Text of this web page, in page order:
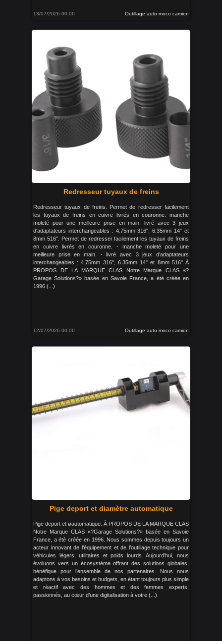
13/07/2026 00:00 Outillage auto moco camion
Redresseur tuyaux de freins
Redresseur tuyaux de freins. Permet de redresser facilement
les tuyaux de freins en cuivre livrés en couronne. manche
moleté pour une meilleure prise en main. livré avec 3 jeux
d'adaptateurs interchangeables : 4.75mm 316", 6.35mm 14" et
8mm 516". Permet de redresser facilement les tuyaux de freins
en cuivre livrés en couronne. - manche moleté pour une
meilleure prise en main. - livré avec 3 jeux d’adaptateurs
interchangeables : 4.75mm 316", 6.35mm 14" et 8mm 516" À
PROPOS DE LA MARQUE CLAS Notre Marque CLAS «?
Garage Solutions?» basée en Savoie France, a été créée en
1996 (...)
12/07/2026 00:00 Outillage auto moco camion
Pige deport et diamètre automatique
Pige deport et øautomatique. À PROPOS DE LA MARQUE CLAS
Notre Marque CLAS «?Garage Solutions?» basée en Savoie
France, a été créée en 1996. Nous sommes depuis toujours un
acteur innovant de l’équipement et de l’outillage technique pour
véhicules légers, utilitaires et poids lourds. Aujourd’hui, nous
évoluons vers un écosystème offrant des solutions globales,
bénéfique pour l’ensemble de nos partenaires. Nous nous
adaptons à vos besoins et budgets, en étant toujours plus simple
et réactif avec des hommes et des femmes experts,
passionnés, au cœur d’une digitalisation à votre (...)